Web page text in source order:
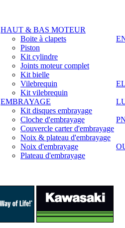
HAUT & BAS MOTEUR
Boite à clapets
Piston
Kit cylindre
Joints moteur complet
Kit bielle
Vilebrequin
Kit vilebrequin
EMBRAYAGE
Kit disques embrayage
Cloche d'embrayage
Couvercle carter d'embrayage
Noix & plateau d'embrayage
Noix d'embrayage
Plateau d'embrayage